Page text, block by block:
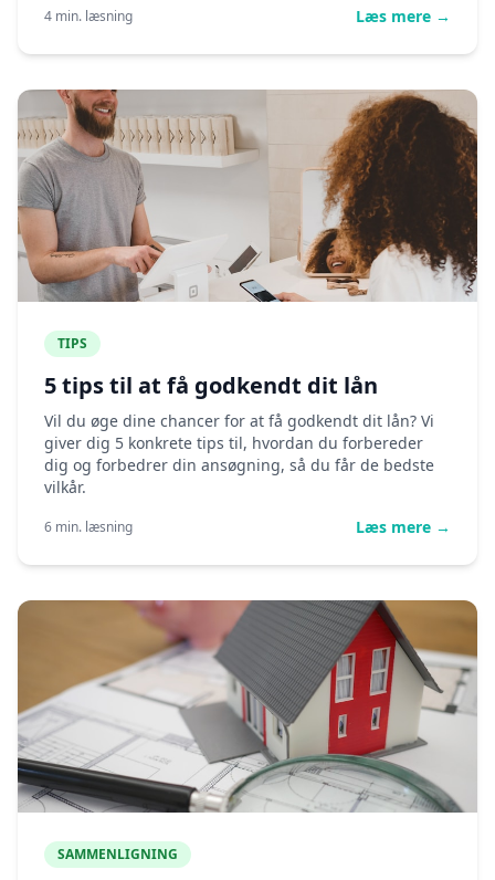
4 min. læsning Læs mere →
TIPS
5 tips til at få godkendt dit lån
Vil du øge dine chancer for at få godkendt dit lån? Vi
giver dig 5 konkrete tips til, hvordan du forbereder
dig og forbedrer din ansøgning, så du får de bedste
vilkår.
6 min. læsning Læs mere →
SAMMENLIGNING